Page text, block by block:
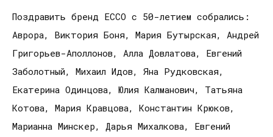
Поздравить бренд ECCO с 50-летием собрались:
Аврора, Виктория Боня, Мария Бутырская, Андрей
Григорьев-Аполлонов, Алла Довлатова, Евгений
Заболотный, Михаил Идов, Яна Рудковская,
Екатерина Одинцова, Юлия Калманович, Татьяна
Котова, Мария Кравцова, Константин Крюков,
Марианна Минскер, Дарья Михалкова, Евгений